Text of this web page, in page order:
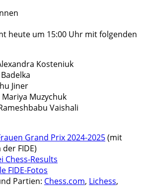
heute um 15:00 Uhr mit folgenden
Kosteniuk
Jiner
Muzychuk
Vaishali
Grand Prix 2024-2025(mit
FIDE)
Chess-Results
FIDE-Fotos
Partien: Chess.com, Lichess,